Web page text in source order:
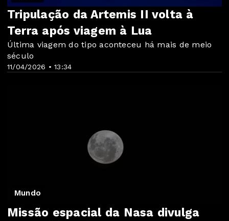
11/04/2026 • 13:34
Tripulação da Artemis II volta à
Terra após viagem à Lua
Última viagem do tipo aconteceu há mais de meio
século
Mundo
Missão espacial da Nasa divulga